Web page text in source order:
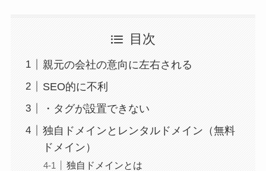
目次
親元の会社の意向に左右される
SEO的に不利
・タグが設置できない
独自ドメインとレンタルドメイン（無料
ドメイン）
独自ドメインとは